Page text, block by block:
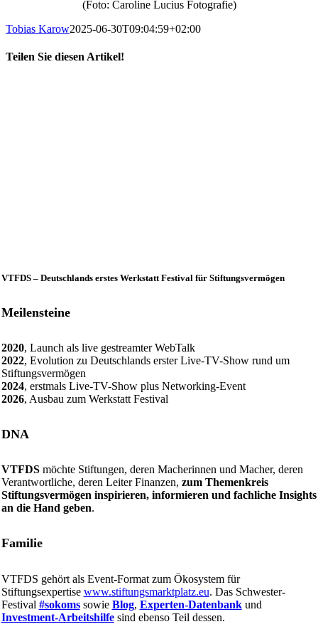
(Foto: Caroline Lucius Fotografie)
Tobias Karow2025-06-30T09:04:59+02:00
Teilen Sie diesen Artikel!
VTFDS – Deutschlands erstes Werkstatt Festival für Stiftungsvermögen
Meilensteine
2020, Launch als live gestreamter WebTalk
2022, Evolution zu Deutschlands erster Live-TV-Show rund um
Stiftungsvermögen
2024, erstmals Live-TV-Show plus Networking-Event
2026, Ausbau zum Werkstatt Festival
DNA
VTFDS möchte Stiftungen, deren Macherinnen und Macher, deren
Verantwortliche, deren Leiter Finanzen, zum Themenkreis
Stiftungsvermögen inspirieren, informieren und fachliche Insights
an die Hand geben.
Familie
VTFDS gehört als Event-Format zum Ökosystem für
Stiftungsexpertise www.stiftungsmarktplatz.eu. Das Schwester-
Festival #sokomssowie Blog, Experten-Datenbankund
Investment-Arbeitshilfesind ebenso Teil dessen.